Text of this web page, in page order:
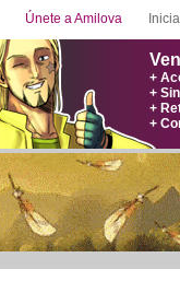
Únete a Amilova
+
+
+
+